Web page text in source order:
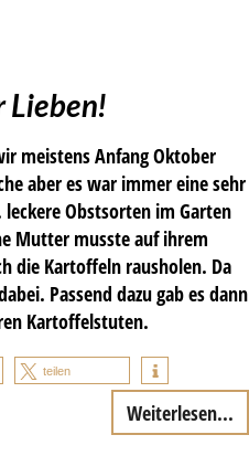
Lieben!
meistens Anfang Oktober
aber es war immer eine sehr
Obstsorten im Garten
Mutter musste auf ihrem
die Kartoffeln rausholen. Da
Passend dazu gab es dann
Kartoffelstuten.
teilen
Weiterlesen...